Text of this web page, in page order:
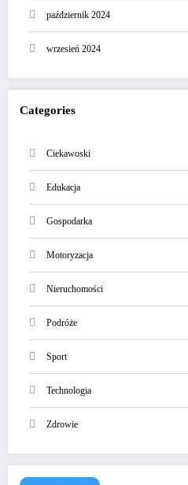
październik 2024
wrzesień 2024
Categories
Ciekawoski
Edukacja
Gospodarka
Motoryzacja
Nieruchomości
Podróże
Sport
Technologia
Zdrowie